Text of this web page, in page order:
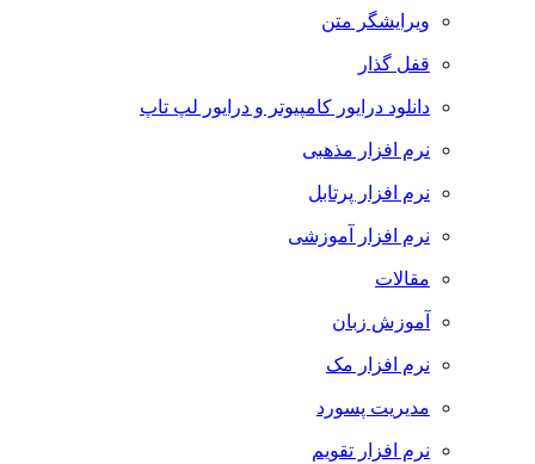
ویرایشگر متن
قفل گذار
دانلود درایور کامپیوتر و درایور لپ تاپ
نرم افزار مذهبی
نرم افزار پرتابل
نرم افزار آموزشی
مقالات
آموزش زبان
نرم افزار مک
مدیریت پسورد
نرم افزار تقویم